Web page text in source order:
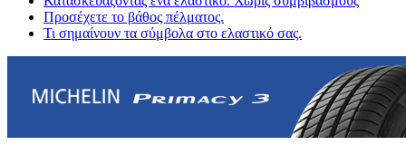
Προσέχετε το βάθος πέλματος.
Τι σημαίνουν τα σύμβολα στο ελαστικό σας.